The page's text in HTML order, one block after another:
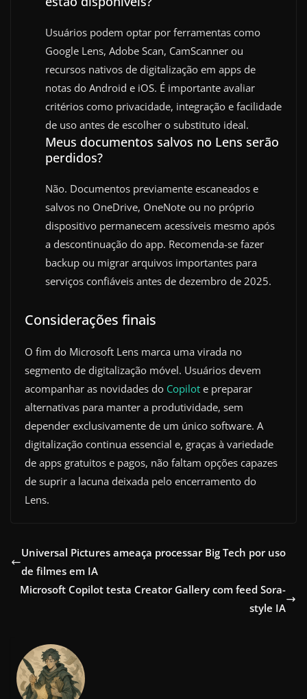
Usuários podem optar por ferramentas como
Google Lens, Adobe Scan, CamScanner ou
recursos nativos de digitalização em apps de
notas do Android e iOS. É importante avaliar
critérios como privacidade, integração e facilidade
de uso antes de escolher o substituto ideal.
Meus documentos salvos no Lens serão
perdidos?
Não. Documentos previamente escaneados e
salvos no OneDrive, OneNote ou no próprio
dispositivo permanecem acessíveis mesmo após
a descontinuação do app. Recomenda-se fazer
backup ou migrar arquivos importantes para
serviços confiáveis antes de dezembro de 2025.
Considerações finais
O fim do Microsoft Lens marca uma virada no
segmento de digitalização móvel. Usuários devem
acompanhar as novidades do Copilot e preparar
alternativas para manter a produtividade, sem
depender exclusivamente de um único software. A
digitalização continua essencial e, graças à variedade
de apps gratuitos e pagos, não faltam opções capazes
de suprir a lacuna deixada pelo encerramento do
Lens.
Universal Pictures ameaça processar Big Tech por uso
de filmes em IA
Microsoft Copilot testa Creator Gallery com feed Sora-
style IA